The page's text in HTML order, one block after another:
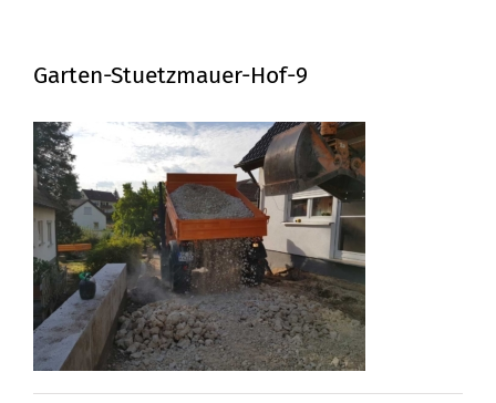
Garten-Stuetzmauer-Hof-9